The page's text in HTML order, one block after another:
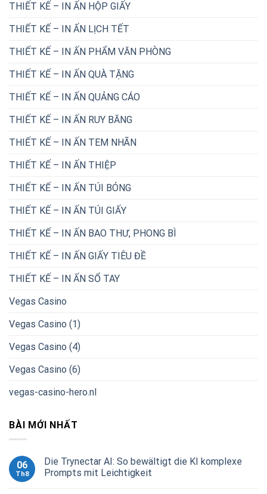
THIẾT KẾ – IN ẤN HỘP GIẤY
THIẾT KẾ – IN ẤN LỊCH TẾT
THIẾT KẾ – IN ẤN PHẨM VĂN PHÒNG
THIẾT KẾ – IN ẤN QUÀ TẶNG
THIẾT KẾ – IN ẤN QUẢNG CÁO
THIẾT KẾ – IN ẤN RUY BĂNG
THIẾT KẾ – IN ẤN TEM NHÃN
THIẾT KẾ – IN ẤN THIỆP
THIẾT KẾ – IN ẤN TÚI BÓNG
THIẾT KẾ – IN ẤN TÚI GIẤY
THIẾT KẾ – IN ẤN BAO THƯ, PHONG BÌ
THIẾT KẾ – IN ẤN GIẤY TIÊU ĐỀ
THIẾT KẾ – IN ẤN SỔ TAY
Vegas Casino
Vegas Casino (1)
Vegas Casino (4)
Vegas Casino (6)
vegas-casino-hero.nl
BÀI MỚI NHẤT
06
Th8
Die Trynectar AI: So bewältigt die KI komplexe
Prompts mit Leichtigkeit